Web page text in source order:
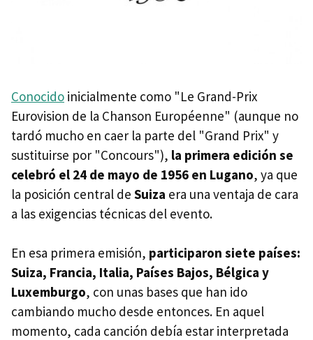
Conocido inicialmente como "Le Grand-Prix
Eurovision de la Chanson Européenne" (aunque no
tardó mucho en caer la parte del "Grand Prix" y
sustituirse por "Concours"), la primera edición se
celebró el 24 de mayo de 1956 en Lugano, ya que
la posición central de Suiza era una ventaja de cara
a las exigencias técnicas del evento.
En esa primera emisión, participaron siete países:
Suiza, Francia, Italia, Países Bajos, Bélgica y
Luxemburgo, con unas bases que han ido
cambiando mucho desde entonces. En aquel
momento, cada canción debía estar interpretada